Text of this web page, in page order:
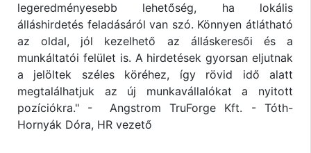
legeredményesebb lehetőség, ha lokális
álláshirdetés feladásáról van szó. Könnyen átlátható
az oldal, jól kezelhető az álláskeresői és a
munkáltatói felület is. A hirdetések gyorsan eljutnak
a jelöltek széles köréhez, így rövid idő alatt
megtalálhatjuk az új munkavállalókat a nyitott
pozíciókra." - Angstrom TruForge Kft. - Tóth-
Hornyák Dóra, HR vezető